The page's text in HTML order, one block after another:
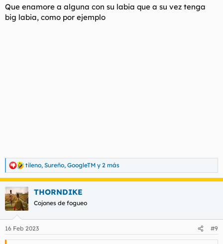
Que enamore a alguna con su labia que a su vez tenga
big labia, como por ejemplo
R
e
a
c
c
i
e
s
tileno, Sureño, GoogleTM y 2 más
THORNDIKE
Cojones de fogueo
16 Feb 2023 #9